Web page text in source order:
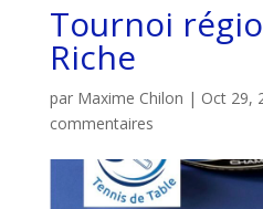
Tournoi
Riche
par Maxime Chilon | Oct 29,
commentaires